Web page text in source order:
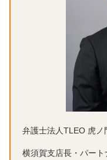
弁護士法人TLEO 虎
横須賀支店長・パー